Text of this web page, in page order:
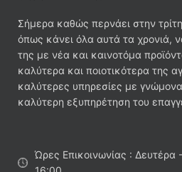
Σήμερα καθώς περνάει στην
όπως κάνει όλα αυτά τα χρονιά,
της με νέα και καινοτόμα
καλύτερα και ποιοτικότερα της
καλύτερες υπηρεσίες με
καλύτερη εξυπηρέτηση του
Ώρες Επικοινωνίας :